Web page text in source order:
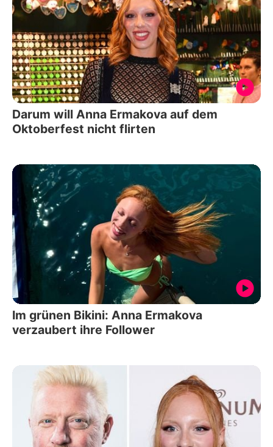
Darum will Anna Ermakova auf dem
Oktoberfest nicht flirten
Im grünen Bikini: Anna Ermakova
verzaubert ihre Follower